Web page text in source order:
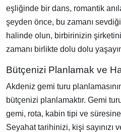
eşliğinde bir dans, romantik
şeyden önce, bu zamanı
halinde olun, birbirinizin
zamanı birlikte dolu dolu
Bütçenizi Planlamak ve
Akdeniz gemi turu
bütçenizi planlamaktır. Gemi
gemi, rota, kabin tipi ve
Seyahat tarihinizi, kişi sayınızı